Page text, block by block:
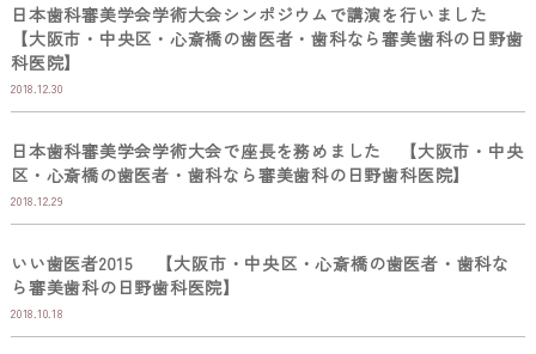
日本歯科審美学会学術大会シンポジウムで講演を行いました
【大阪市・中央区・心斎橋の歯医者・歯科なら審美歯科の日野歯
科医院】
2018.12.30
日本歯科審美学会学術大会で座長を務めました 【大阪市・中央
区・心斎橋の歯医者・歯科なら審美歯科の日野歯科医院】
2018.12.29
いい歯医者2015 【大阪市・中央区・心斎橋の歯医者・歯科な
ら審美歯科の日野歯科医院】
2018.10.18